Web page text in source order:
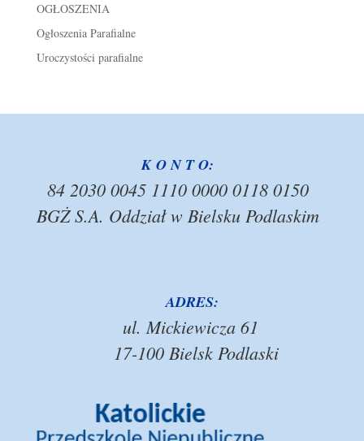
OGŁOSZENIA
Ogłoszenia Parafialne
Uroczystości parafialne
K O N T O:
84 2030 0045 1110 0000 0118 0150
BGŻ S.A. Oddział w Bielsku Podlaskim
ADRES:
ul. Mickiewicza 61
17-100 Bielsk Podlaski